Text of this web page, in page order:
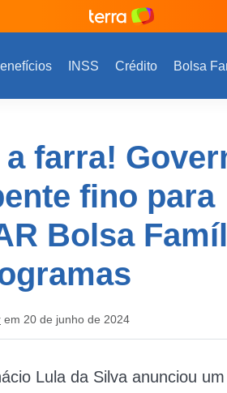
INSS Crédito Bolsa
farra!
fino para
Bolsa
em 20 de junho de 2024
Lula da Silva anunciou